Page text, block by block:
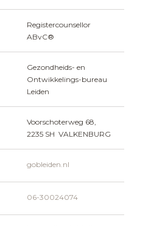
Registercounsellor
ABvC®
Gezondheids- en
Ontwikkelings-bureau
Leiden
Voorschoterweg 68,
2235 SH  VALKENBURG
gobleiden.nl
06-30024074